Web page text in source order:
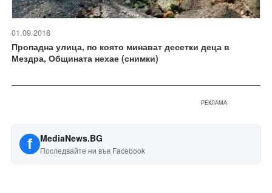
01.09.2018
Пропадна улица, по която минават десетки деца в
Мездра, Общината нехае (снимки)
РЕКЛАМА
f MediaNews.BG
Последвайте ни във Facebook